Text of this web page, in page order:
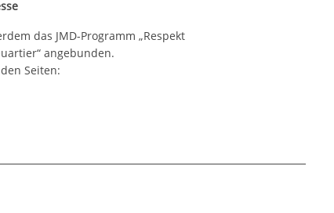
das JMD-Programm „Respekt
angebunden.
Seiten: